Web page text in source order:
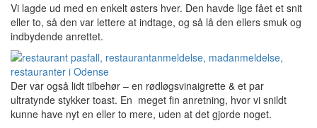
Vi lagde ud med en enkelt østers hver. Den havde lige fået et snit
eller to, så den var lettere at indtage, og så lå den ellers smuk og
indbydende anrettet.
Der var også lidt tilbehør – en rødløgsvinaigrette & et par
ultratynde stykker toast. En meget fin anretning, hvor vi snildt
kunne have nyt en eller to mere, uden at det gjorde noget.